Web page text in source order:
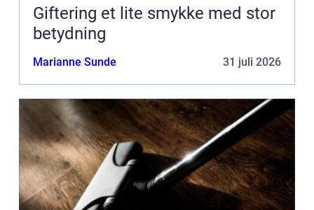
Giftering et lite smykke med stor
betydning
Marianne Sunde 31 juli 2026